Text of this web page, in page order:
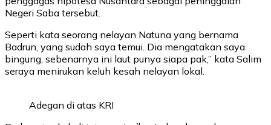
Negeri Saba tersebut.
Seperti kata seorang nelayan Natuna yang bernama
Badrun, yang sudah saya temui. Dia mengatakan saya
bingung, sebenarnya ini laut punya siapa pak,” kata Salim
seraya menirukan keluh kesah nelayan lokal.
Adegan di atas KRI